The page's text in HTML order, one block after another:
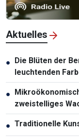
Aktuelles
● Die Blüten der
leuchtenden
●
zweistelliges
● Traditionelle